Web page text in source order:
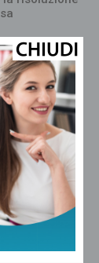
test
stagione di
del Pistoia